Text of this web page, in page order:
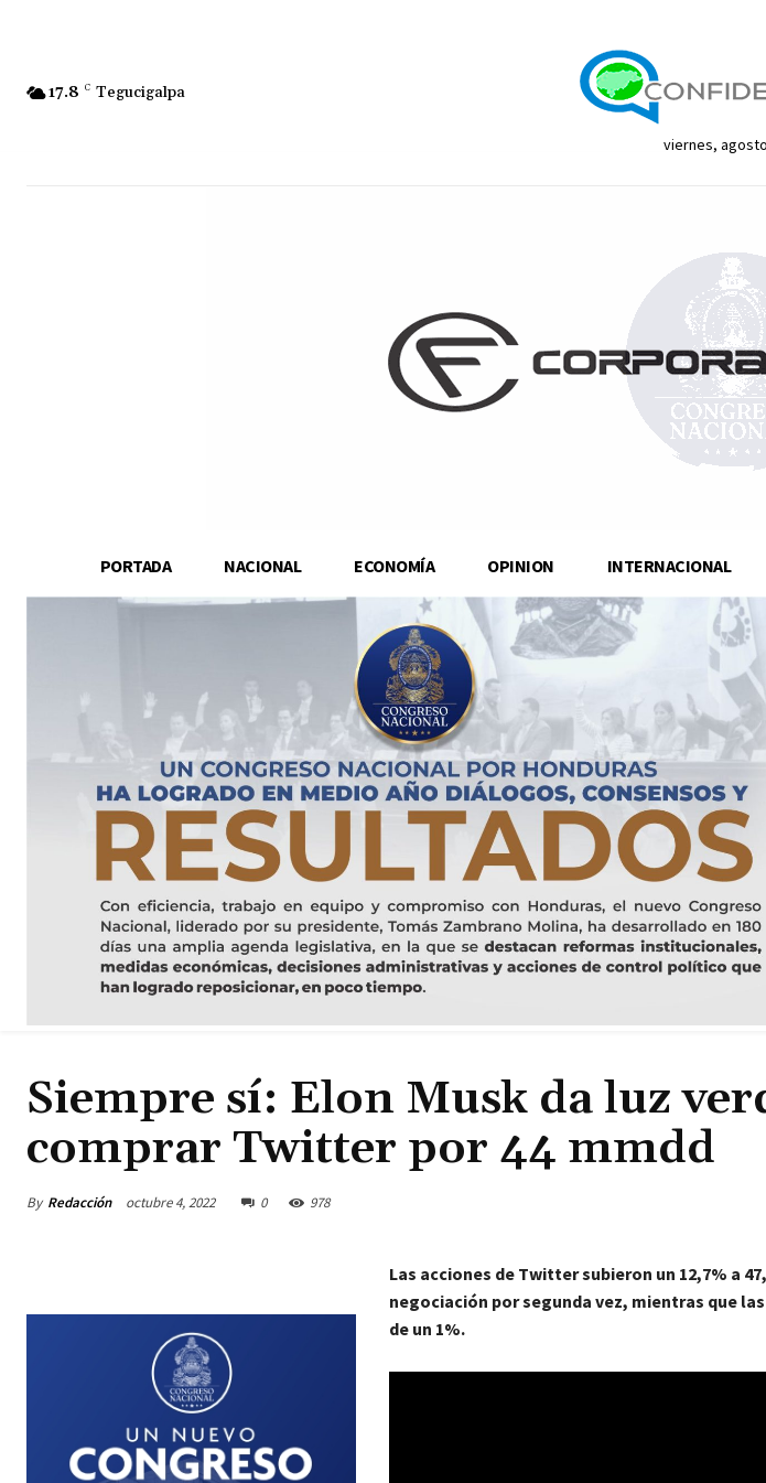
17.8 C Tegucigalpa
viernes,
PORTADA NACIONAL ECONOMÍA OPINION INTERNACIONAL
Siempre sí: Elon Musk da luz
comprar Twitter por 44 mmdd
By Redacción octubre 4, 2022 0 978
Las acciones de Twitter subieron un 12,7% a
negociación por segunda vez, mientras que
de un 1%.